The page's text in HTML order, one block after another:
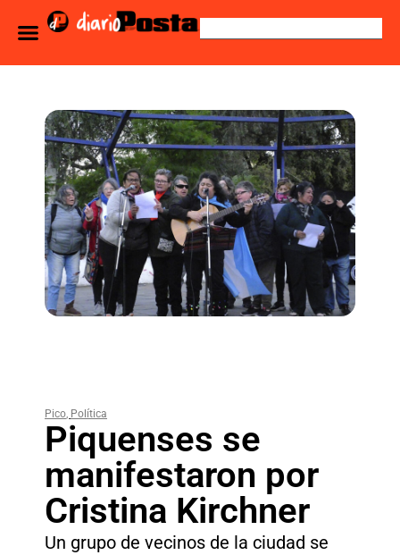
Pico, Política
Piquenses se
manifestaron por
Cristina Kirchner
Un grupo de vecinos de la ciudad se